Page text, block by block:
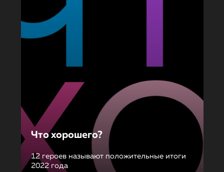
Что хорошего?
12 героев называют положительные итоги
2022 года